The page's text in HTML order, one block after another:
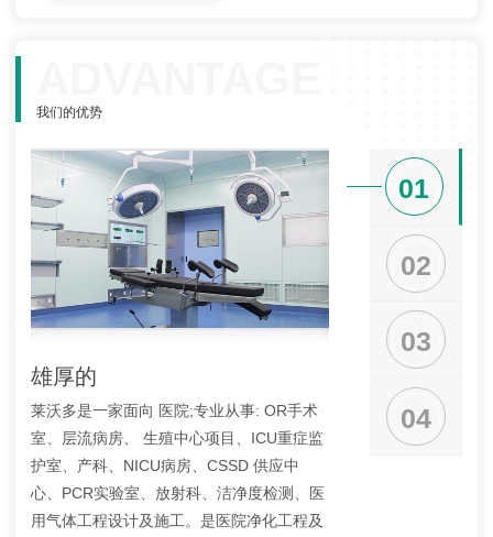
我们的优势
01
02
03
04
雄厚的
莱沃多是一家面向 医院;专业从事: OR手术
室、层流病房、 生殖中心项目、ICU重症监
护室、产科、NICU病房、CSSD 供应中
心、PCR实验室、放射科、洁净度检测、医
用气体工程设计及施工。是医院净化工程及
齐全的资质
公司各类资质证书：建
包、建筑装饰装修专